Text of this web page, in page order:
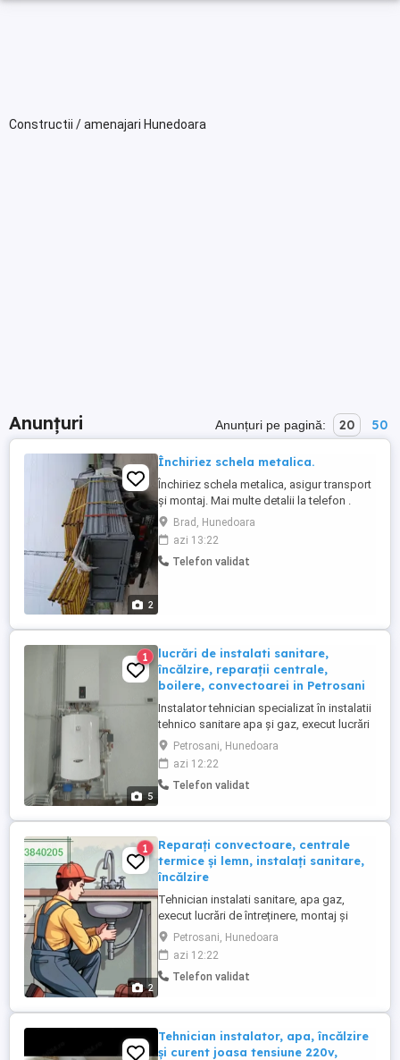
Constructii / amenajari Hunedoara
Anunțuri Anunțuri pe pagină: 20 50
2
Închiriez schela metalica.
Închiriez schela metalica, asigur transport
și montaj. Mai multe detalii la telefon .
Brad, Hunedoara
azi 13:22
Telefon validat
5
1
lucrări de instalati sanitare,
încălzire, reparații centrale,
boilere, convectoarei in Petrosani
Instalator tehnician specializat în instalatii
tehnico sanitare apa și gaz, execut lucrări
de instalati sanitare, încălzire si reparați
centrale, in special marca ariston, ferroli și
alte mărci,.. boilere,convectoare pe gaz,
cuptoare, aragaze, automatizari; în
Petrosani, Hunedoara
azi 12:22
Telefon validat
2
1
Reparați convectoare, centrale
termice și lemn, instalați sanitare,
încălzire
Tehnician instalati sanitare, apa gaz,
execut lucrări de întreținere, montaj și
reparați pe centrale termice, boilere,
cazane. Răspund și la intervenție în zile de
sărbătoare!
Petrosani, Hunedoara
azi 12:22
Telefon validat
Tehnician instalator, apa, încălzire
și curent joasa tensiune 220v,